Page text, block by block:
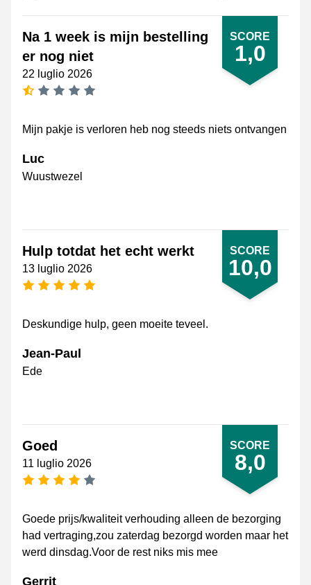
SCORE
1,0
Na 1 week is mijn bestelling
er nog niet
22 luglio 2026
Mijn pakje is verloren heb nog steeds niets ontvangen
Luc
Wuustwezel
SCORE
10,0
Hulp totdat het echt werkt
13 luglio 2026
[_General:NumberOfStarsPluralFormat]
Deskundige hulp, geen moeite teveel.
Jean-Paul
Ede
SCORE
8,0
Goed
11 luglio 2026
[_General:NumberOfStarsPluralFormat]
Goede prijs/kwaliteit verhouding alleen de bezorging
had vertraging,zou zaterdag bezorgd worden maar het
werd dinsdag.Voor de rest niks mis mee
Gerrit